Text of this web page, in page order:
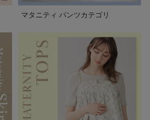
マタニティ パンツカテゴリ